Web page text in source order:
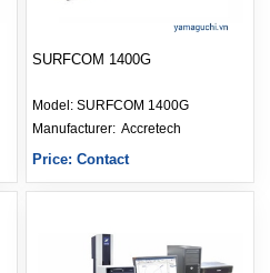
SURFCOM 1400G
Model: SURFCOM 1400G
Manufacturer: Accretech
Price: Contact